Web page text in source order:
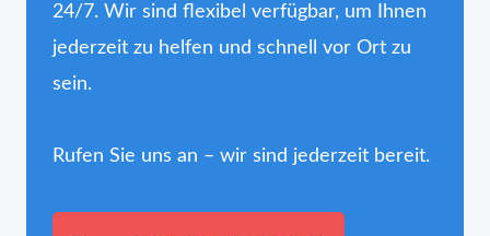
24/7. Wir sind flexibel verfügbar, um Ihnen
jederzeit zu helfen und schnell vor Ort zu
sein.
Rufen Sie uns an – wir sind jederzeit bereit.